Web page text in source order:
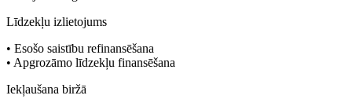
Līdzekļu izlietojums
• Esošo saistību refinansēšana
• Apgrozāmo līdzekļu finansēšana
Iekļaušana biržā